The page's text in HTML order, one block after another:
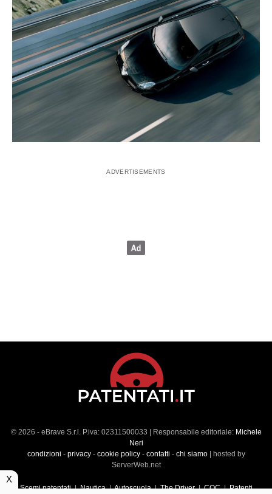
© 2026 - eBrave S.r.l. P.iva: 02311500033 | Responsabile editoriale: Michele
Neri
condizioni - privacy- cookie policy- contatti - chi siamo| hosted by
ServerWeb.net
Scemi patentati|Nautica|Autoscuola|The Driver|CQC|Patenti
X